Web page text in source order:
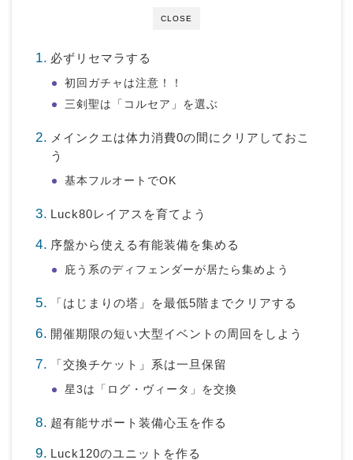
CLOSE
必ずリセマラする
初回ガチャは注意！！
三剣聖は「コルセア」を選ぶ
メインクエは体力消費0の間にクリアしておこ
う
基本フルオートでOK
Luck80レイアスを育てよう
序盤から使える有能装備を集める
庇う系のディフェンダーが居たら集めよう
「はじまりの塔」を最低5階までクリアする
開催期限の短い大型イベントの周回をしよう
「交換チケット」系は一旦保留
星3は「ログ・ヴィータ」を交換
超有能サポート装備心玉を作る
Luck120のユニットを作る